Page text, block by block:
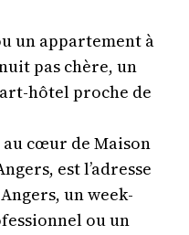
un appartement à
pas chère, un
hôtel proche de
cœur de Maison
est l’adresse
un week-
ou un